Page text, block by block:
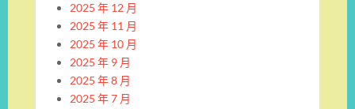
2025 年 12 月
2025 年 11 月
2025 年 10 月
2025 年 9 月
2025 年 8 月
2025 年 7 月